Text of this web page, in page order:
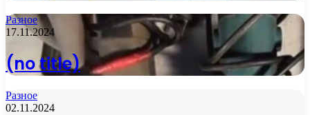
Разное
17.11.2024
(no title)
Разное
02.11.2024